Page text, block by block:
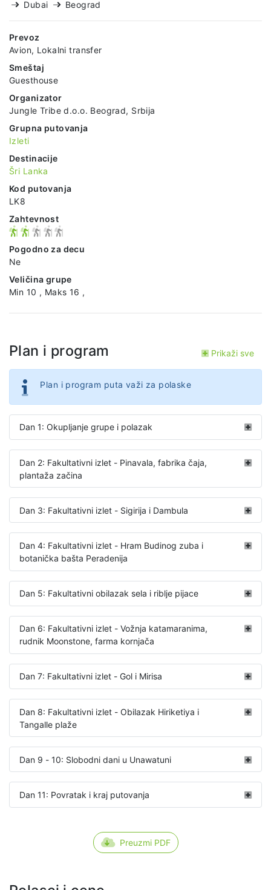
Dubai
Beograd
Prevoz
Avion, Lokalni transfer
Smeštaj
Guesthouse
Organizator
Jungle Tribe d.o.o. Beograd, Srbija
Grupna putovanja
Izleti
Destinacije
Šri Lanka
Kod putovanja
LK8
Zahtevnost
Pogodno za decu
Ne
Veličina grupe
Min 10 , Maks 16 ,
Plan i program Prikaži sve
Plan i program puta važi za polaske
Dan 1: Okupljanje grupe i polazak
Dan 2: Fakultativni izlet - Pinavala, fabrika čaja,
plantaža začina
Dan 3: Fakultativni izlet - Sigirija i Dambula
Dan 4: Fakultativni izlet - Hram Budinog zuba i
botanička bašta Peradenija
Dan 5: Fakultativni obilazak sela i riblje pijace
Dan 6: Fakultativni izlet - Vožnja katamaranima,
rudnik Moonstone, farma kornjača
Dan 7: Fakultativni izlet - Gol i Mirisa
Dan 8: Fakultativni izlet - Obilazak Hiriketiya i
Tangalle plaže
Dan 9 - 10: Slobodni dani u Unawatuni
Dan 11: Povratak i kraj putovanja
Preuzmi PDF